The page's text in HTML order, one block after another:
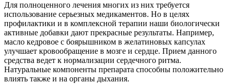
Для полноценного лечения многих из них требуется
использование серьезных медикаментов. Но в целях
профилактики и в комплексной терапии наши биологически
активные добавки дают прекрасные результаты. Например,
масло кедровое с боярышником в желатиновых капсулах
улучшает кровообращение в мозге и сердце. Прием данного
средства ведет к нормализации сердечного ритма.
Натуральные компоненты препарата способны положительно
влиять также и на органы дыхания.